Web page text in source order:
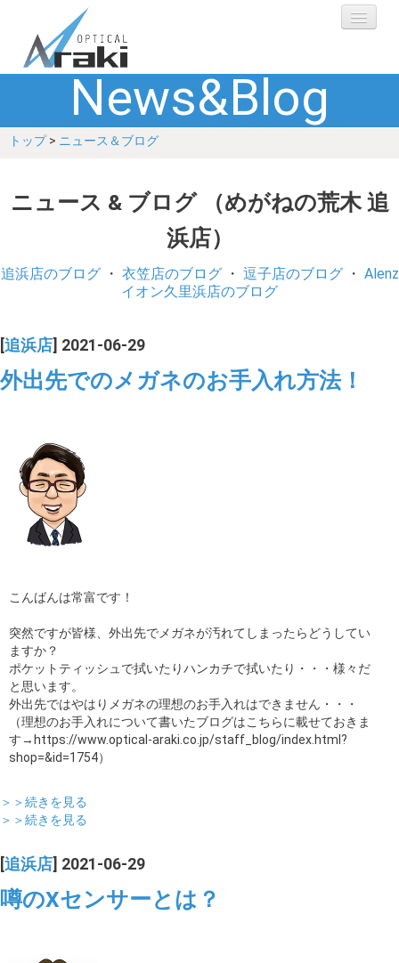
選ばれる理由
ブランド
ショップ
お客さまの声
コラム
ブログ
News&Blog
トップ> ニュース＆ブログ
ニュース & ブログ （めがねの荒木 追
浜店）
追浜店のブログ・ 衣笠店のブログ・ 逗子店のブログ・ Alenz
イオン久里浜店のブログ
追浜店 ] 2021-06-29
外出先でのメガネのお手入れ方法！
こんばんは常富です！
突然ですが皆様、外出先でメガネが汚れてしまったらどうしてい
ますか？
ポケットティッシュで拭いたりハンカチで拭いたり・・・様々だ
と思います。
外出先ではやはりメガネの理想のお手入れはできません・・・
（理想のお手入れについて書いたブログはこちらに載せておきま
す→https://www.optical-araki.co.jp/staff_blog/index.html?
shop=&id=1754）
＞＞続きを見る
＞＞続きを見る
追浜店 ] 2021-06-29
噂のXセンサーとは？